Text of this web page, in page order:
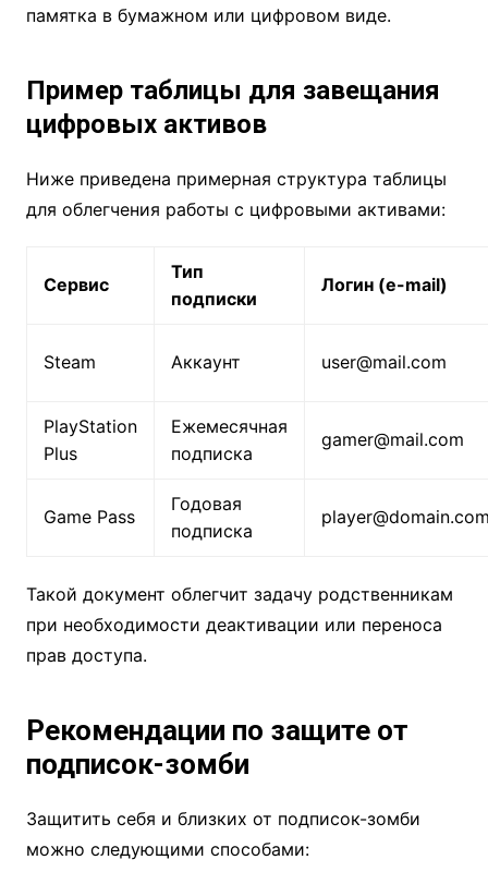
памятка в бумажном или цифровом виде.
Пример таблицы для завещания
цифровых активов
Ниже приведена примерная структура таблицы
для облегчения работы с цифровыми активами:
Сервис
Тип
подписки
Логин (e-mail)
Steam Аккаунт user@mail.com
PlayStation
Plus
Ежемесячная
подписка
gamer@mail.com
Game Pass
Годовая
подписка
Такой документ облегчит задачу родственникам
при необходимости деактивации или переноса
прав доступа.
Рекомендации по защите от
подписок-зомби
Защитить себя и близких от подписок-зомби
можно следующими способами: